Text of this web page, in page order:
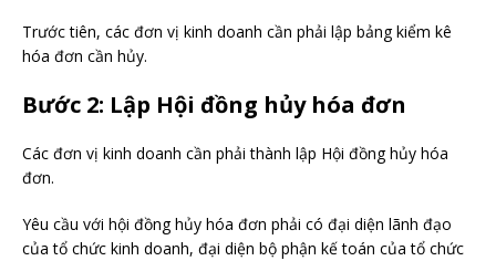
Trước tiên, các đơn vị kinh doanh cần phải lập bảng kiểm kê
hóa đơn cần hủy.
Bước 2: Lập Hội đồng hủy hóa đơn
Các đơn vị kinh doanh cần phải thành lập Hội đồng hủy hóa
đơn.
Yêu cầu với hội đồng hủy hóa đơn phải có đại diện lãnh đạo
của tổ chức kinh doanh, đại diện bộ phận kế toán của tổ chức